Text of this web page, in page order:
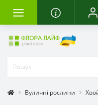
Вуличні рослини